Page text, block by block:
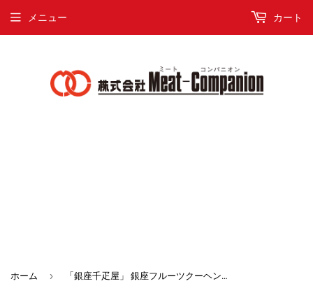
メニュー カート
ホーム › 「銀座千疋屋」 銀座フルーツクーヘン 12個【2640-0064】